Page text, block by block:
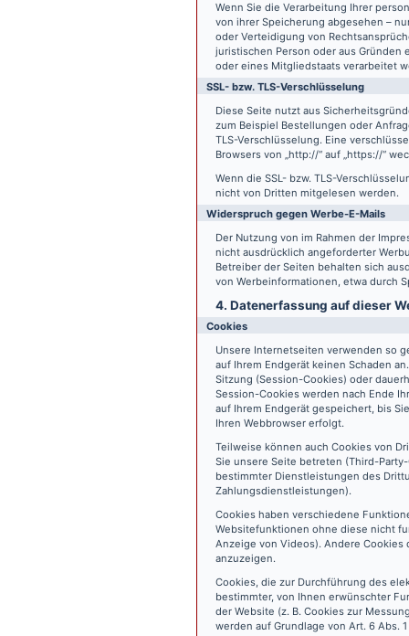
Wenn Sie die Verarbeitung Ihrer
von ihrer Speicherung abgesehen –
oder Verteidigung von
juristischen Person oder aus
oder eines Mitgliedstaats verarbeitet
SSL- bzw. TLS-Verschlüsselung
Diese Seite nutzt aus
zum Beispiel Bestellungen oder
TLS-Verschlüsselung. Eine
Browsers von „http://“ auf „https://“
Wenn die SSL- bzw. TLS-
nicht von Dritten mitgelesen werden.
Widerspruch gegen Werbe-E-Mails
Der Nutzung von im Rahmen der
nicht ausdrücklich angeforderter
Betreiber der Seiten behalten sich
von Werbeinformationen, etwa durch
4. Datenerfassung auf dieser
Cookies
Unsere Internetseiten verwenden so
auf Ihrem Endgerät keinen Schaden
Sitzung (Session-Cookies) oder
Session-Cookies werden nach Ende
auf Ihrem Endgerät gespeichert, bis
Ihren Webbrowser erfolgt.
Teilweise können auch Cookies von
Sie unsere Seite betreten (Third-
bestimmter Dienstleistungen des
Zahlungsdienstleistungen).
Cookies haben verschiedene
Websitefunktionen ohne diese nicht
Anzeige von Videos). Andere
anzuzeigen.
Cookies, die zur Durchführung des
bestimmter, von Ihnen erwünschter
der Website (z. B. Cookies zur
werden auf Grundlage von Art. 6 Abs.